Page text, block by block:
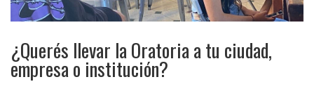
¿Querés llevar la Oratoria a tu ciudad,
empresa o institución?